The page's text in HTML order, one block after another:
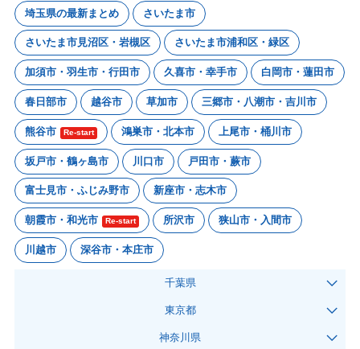
埼玉県の最新まとめ さいたま市
さいたま市見沼区・岩槻区 さいたま市浦和区・緑区
加須市・羽生市・行田市 久喜市・幸手市 白岡市・蓮田市
春日部市 越谷市 草加市 三郷市・八潮市・吉川市
熊谷市 Re-start 鴻巣市・北本市 上尾市・桶川市
坂戸市・鶴ヶ島市 川口市 戸田市・蕨市
富士見市・ふじみ野市 新座市・志木市
朝霞市・和光市 Re-start 所沢市 狭山市・入間市
川越市 深谷市・本庄市
千葉県
東京都
神奈川県